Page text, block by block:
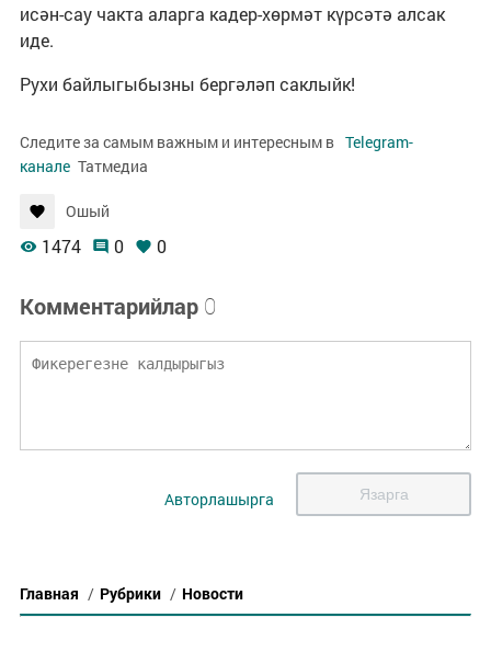
исән-сау чакта аларга кадер-хөрмәт күрсәтә алсак
иде.
Рухи байлыгыбызны бергәләп саклыйк!
Следите за самым важным и интересным в Telegram-
канале Татмедиа
Ошый
1474 0 0
Комментарийлар 0
Авторлашырга Язарга
Главная / Рубрики / Новости